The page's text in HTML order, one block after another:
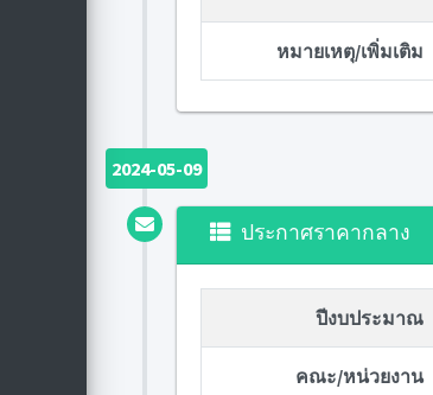
หมายเหตุ/เพิ่มเติม
2024-05-09
ประกาศราคากลาง
ปีงบประมาณ
คณะ/หน่วยงาน